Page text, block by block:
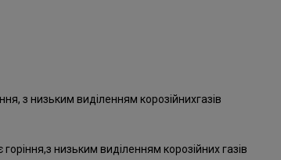
з низьким виділенням корозійнихгазів
низьким виділенням корозійних газів